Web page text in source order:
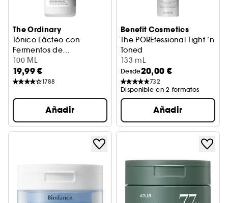
The Ordinary
Tónico Lácteo con
Fermentos de
Saccharomyces 30 %
Tónico Exfoliante Suave
100 ML
19,99 €
1788
Añadir
Benefit Cosmetics
The POREfessional Tight ’n
Toned
Tónico facial en formato
133 mL
Desde20,00 €
732
Disponible en 2 formatos
Añadir